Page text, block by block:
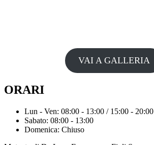
VAI A GALLERIA
ORARI
Lun - Ven: 08:00 - 13:00 / 15:00 - 20:00
Sabato: 08:00 - 13:00
Domenica: Chiuso